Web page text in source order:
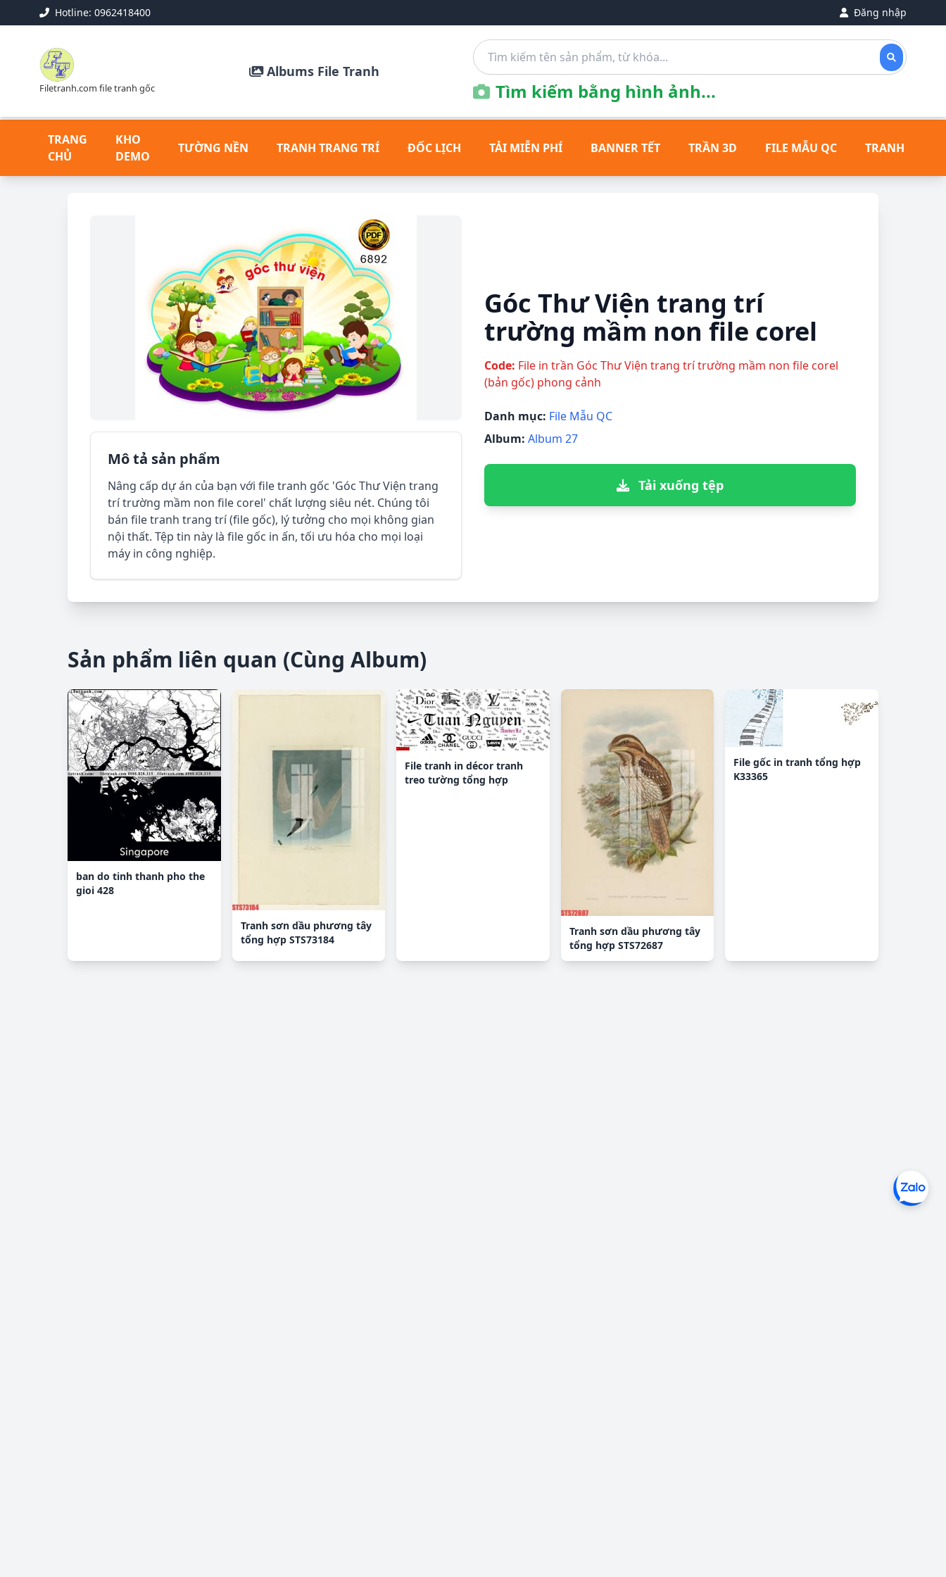
Hotline: 0962418400 Đăng nhập
Filetranh.com file tranh gốc
Albums File Tranh
Tìm kiếm bằng hình ảnh...
TRANG
CHỦ
KHO
DEMO
TƯỜNG NỀN TRANH TRANG TRÍ ĐỐC LỊCH TẢI MIỄN PHÍ BANNER TẾT TRẦN 3D FILE MẪU QC TRANH ĐỒNG
Mô tả sản phẩm
Nâng cấp dự án của bạn với file tranh gốc 'Góc Thư Viện trang
trí trường mầm non file corel' chất lượng siêu nét. Chúng tôi
bán file tranh trang trí (file gốc), lý tưởng cho mọi không gian
nội thất. Tệp tin này là file gốc in ấn, tối ưu hóa cho mọi loại
máy in công nghiệp.
Góc Thư Viện trang trí
trường mầm non file corel
Code: File in trần Góc Thư Viện trang trí trường mầm non file corel
(bản gốc) phong cảnh
Danh mục: File Mẫu QC
Album: Album 27
Tải xuống tệp
Sản phẩm liên quan (Cùng Album)
ban do tinh thanh pho the
gioi 428
Tranh sơn dầu phương tây
tổng hợp STS73184
File tranh in décor tranh
treo tường tổng hợp
Tranh sơn dầu phương tây
tổng hợp STS72687
File gốc in tranh tổng hợp
K33365